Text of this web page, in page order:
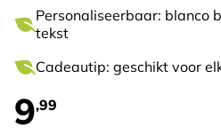
Personaliseerbaar: blanco
tekst
Cadeautip: geschikt voor
9,99